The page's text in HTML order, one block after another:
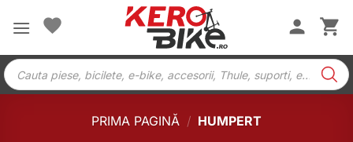
Products
search
PRIMA PAGINĂ / HUMPERT